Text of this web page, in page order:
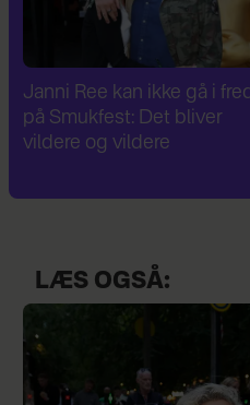
Janni Ree afsted for første
gang: Jeg er nervøs!
LÆS OGSÅ: